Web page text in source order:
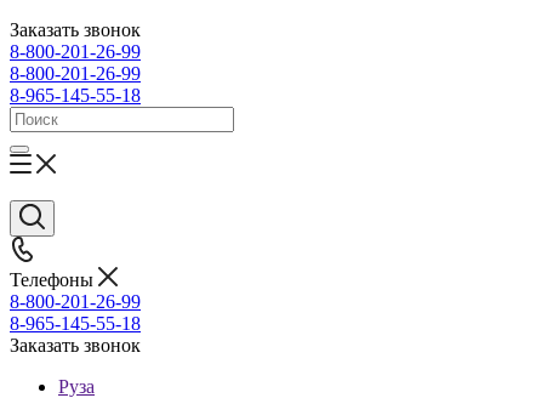
Заказать звонок
8-800-201-26-99
8-800-201-26-99
8-965-145-55-18
Телефоны
8-800-201-26-99
8-965-145-55-18
Заказать звонок
Руза